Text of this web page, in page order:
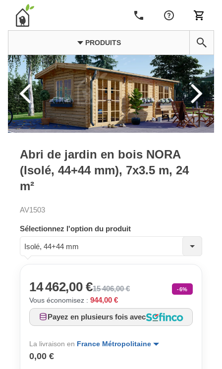
PRODUITS
Abri de jardin en bois NORA
(Isolé, 44+44 mm), 7x3.5 m, 24
m²
AV1503
Sélectionnez l'option du produit
Isolé, 44+44 mm
14 462,00 €15 406,00 € -6%
Vous économisez : 944,00 €
Payez en plusieurs fois avec
La livraison en France Métropolitaine
0,00 €